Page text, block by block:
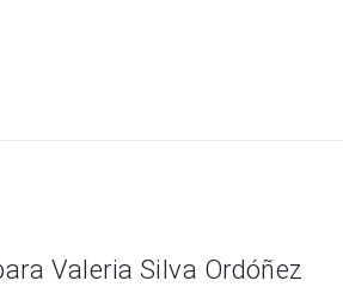
Valeria Silva Ordóñez